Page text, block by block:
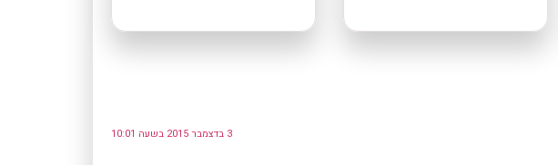
3 בדצמבר 2015 בשעה 10:01